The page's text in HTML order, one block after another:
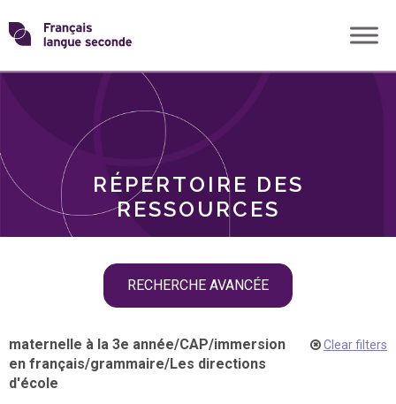
Skip
toTransformons
langue
RÉPERTOIRE DES
RESSOURCES
RECHERCHE AVANCÉE
THÈMES
maternelle à la 3e année/CAP/immersion
en français/grammaire/Les directions
d'école
Clear filters